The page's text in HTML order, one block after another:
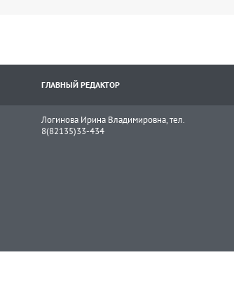
ГЛАВНЫЙ РЕДАКТОР
Логинова Ирина Владимировна, тел.
8(82135)33-434